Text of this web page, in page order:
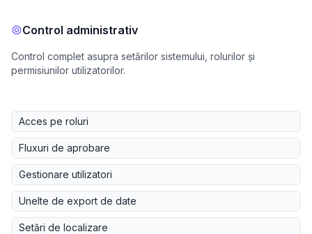
Control administrativ
Control complet asupra setărilor sistemului, rolurilor și
permisiunilor utilizatorilor.
Acces pe roluri
Fluxuri de aprobare
Gestionare utilizatori
Unelte de export de date
Setări de localizare